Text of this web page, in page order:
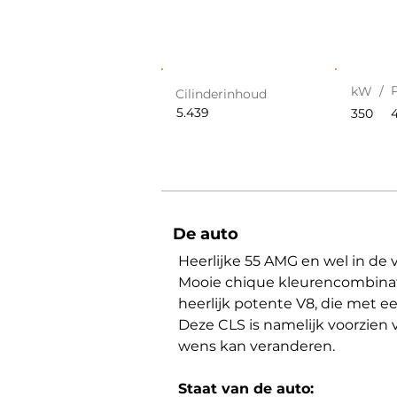
De auto
Heerlijke 55 AMG en wel in de
Mooie chique
heerlijk potente V8, die met
Deze CLS is namelijk
wens kan veranderen.
Staat van de auto:
Cilinderinhoud
5.439
kW /
350